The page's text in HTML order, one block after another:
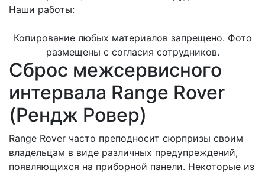
Наши работы:
Копирование любых материалов запрещено. Фото
размещены с согласия сотрудников.
Сброс межсервисного
интервала Range Rover
(Рендж Ровер)
Range Rover часто преподносит сюрпризы своим
владельцам в виде различных предупреждений,
появляющихся на приборной панели. Некоторые из